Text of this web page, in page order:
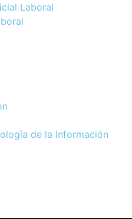
Laboral
de la Información